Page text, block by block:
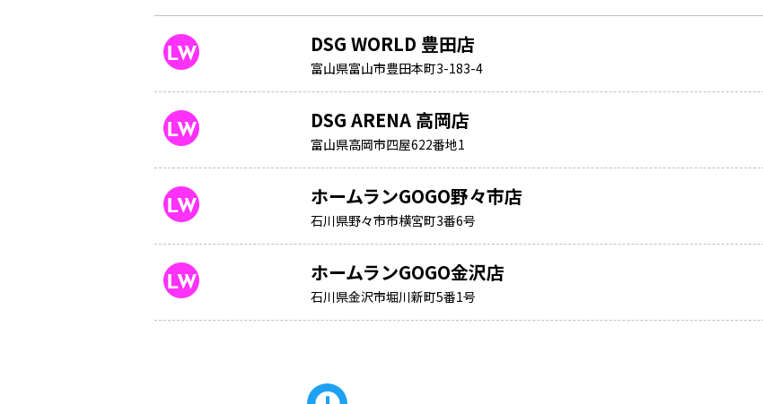
DSG WORLD 豊田店
富山県富山市豊田本町3-183-4
DSG ARENA 高岡店
富山県高岡市四屋622番地1
ホームランGOGO野々市店
石川県野々市市横宮町3番6号
ホームランGOGO金沢店
石川県金沢市堀川新町5番1号